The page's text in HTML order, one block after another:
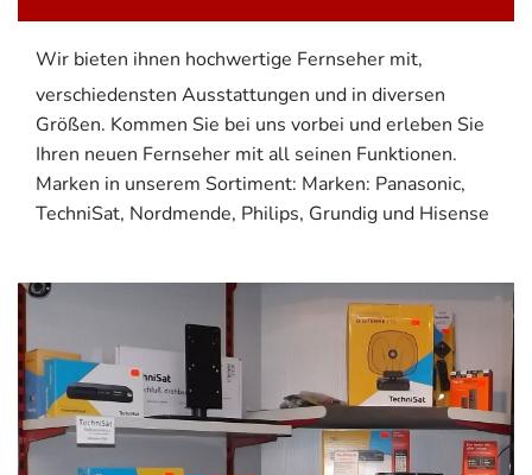
Wir bieten ihnen hochwertige Fernseher mit,
verschiedensten Ausstattungen und in diversen
Größen. Kommen Sie bei uns vorbei und erleben Sie
Ihren neuen Fernseher mit all seinen Funktionen.
Marken in unserem Sortiment: Marken: Panasonic,
TechniSat, Nordmende, Philips, Grundig und Hisense